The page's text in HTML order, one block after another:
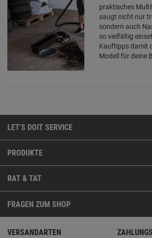
praktisches
saugt nicht nur
sondern auch
so vielfältig
Kauftipps damit
Modell für deine
LET'S DOIT SERVICE
PRODUKTE
RAT & TAT
FRAGEN ZUM SHOP
VERSANDARTEN